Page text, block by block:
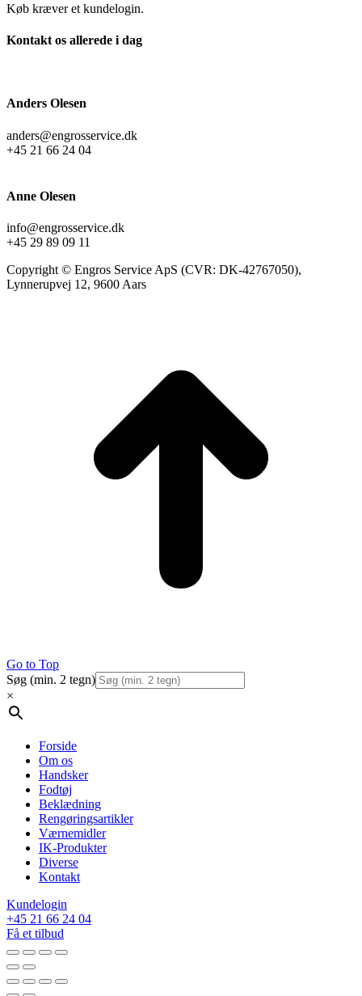
Køb kræver et kundelogin.
Kontakt os allerede i dag
Anders Olesen
anders@engrosservice.dk
+45 21 66 24 04
Anne Olesen
info@engrosservice.dk
+45 29 89 09 11
Copyright © Engros Service ApS (CVR: DK-42767050),
Lynnerupvej 12, 9600 Aars
Go to Top
Søg (min. 2 tegn)
×
Forside
Om os
Handsker
Fodtøj
Beklædning
Rengøringsartikler
Værnemidler
IK-Produkter
Diverse
Kontakt
Kundelogin
+45 21 66 24 04
Få et tilbud